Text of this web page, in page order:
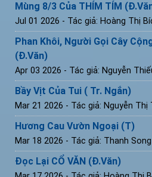
Mùng 8/3 Của THÍM TÍM
Jul 01 2026 - Tác giả: Hoàng Thị
Phan Khôi, Người Gọi Cây
(Đ.Văn)
Apr 03 2026 - Tác giả: Nguyễn
Bầy Vịt Của Tui ( Tr. Ngắn)
Mar 21 2026 - Tác giả: Nguyễn Thị
Hương Cau Vườn Ngoại (T)
Mar 18 2026 - Tác giả: Thanh
Đọc Lại CỔ VĂN (Đ.Văn)